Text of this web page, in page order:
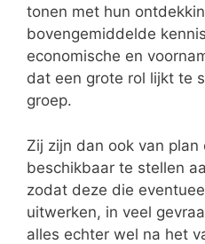
tonen met hun
bovengemiddelde
economische en
dat een grote rol lijkt te
groep.
Zij zijn dan ook van plan
beschikbaar te stellen
zodat deze die
uitwerken, in veel
alles echter wel na het